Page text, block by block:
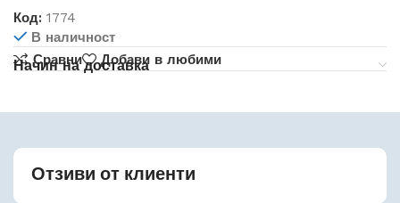
Код:1774
В наличност
Сравни
Добави в любими
Начин на доставка
Отзиви от клиенти